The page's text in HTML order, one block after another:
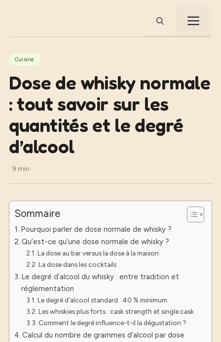
Cuisine
Dose de whisky normale
: tout savoir sur les
quantités et le degré
d’alcool
· 9 min ·
Sommaire
Pourquoi parler de dose normale de whisky ?
Qu’est-ce qu’une dose normale de whisky ?
La dose au bar versus la dose à la maison
La dose dans les cocktails
Le degré d’alcool du whisky : entre tradition et
réglementation
Le degré d’alcool standard : 40 % minimum
Les whiskies plus forts : cask strength et single cask
Comment le degré influence-t-il la dégustation ?
Calcul du nombre de grammes d’alcool par dose